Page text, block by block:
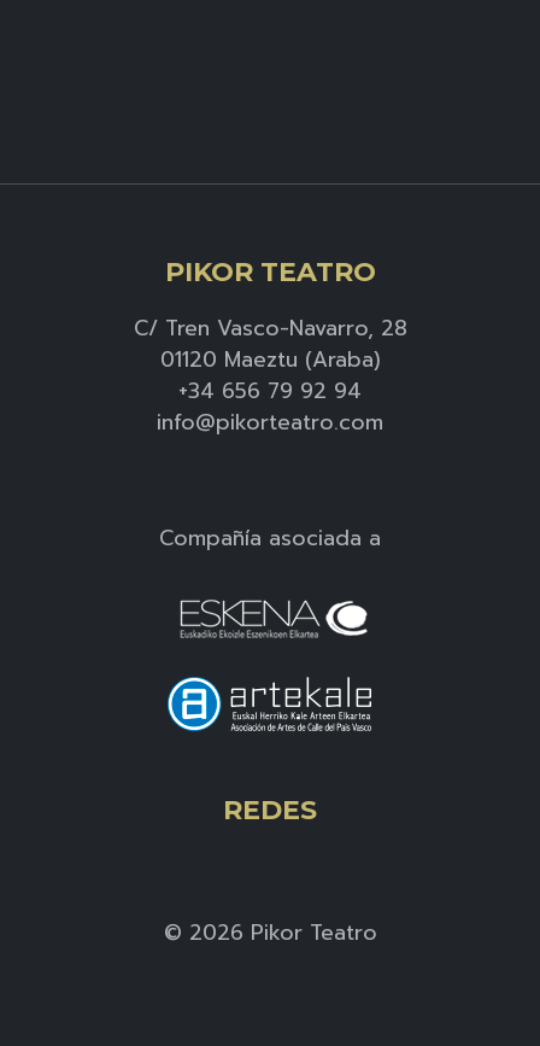
PIKOR TEATRO
C/ Tren Vasco-Navarro, 28
01120 Maeztu (Araba)
+34 656 79 92 94
info@pikorteatro.com
Compañía asociada a
REDES
© 2026 Pikor Teatro